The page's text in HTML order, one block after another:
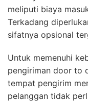
meliputi biaya
Terkadang
sifatnya opsional
Untuk memenuhi
pengiriman door to
tempat pengirim
pelanggan tidak